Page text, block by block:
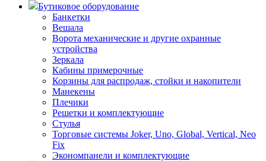
Бутиковое оборудование
Банкетки
Вешала
Ворота механические и другие охранные
устройства
Зеркала
Кабины примерочные
Корзины для распродаж, стойки и накопители
Манекены
Плечики
Решетки и комплектующие
Стулья
Торговые системы Joker, Uno, Global, Vertical, Neo
Fix
Экономпанели и комплектующие